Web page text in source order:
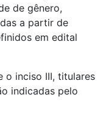
de gênero,
a partir de
em edital
o inciso III, titulares
indicadas pelo